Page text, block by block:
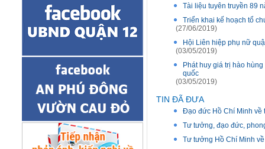
Tài liệu tuyên truyền 89
Triển khai kế hoạch tổ
(27/06/2019)
Hội Liên hiệp phụ nữ
(03/05/2019)
Phát huy giá trị hào
quốc
(03/05/2019)
TIN ĐÃ ĐƯA
Đạo đức Hồ Chí Minh về
Tư tưởng, đạo đức,
Tư tưởng Hồ Chí Minh